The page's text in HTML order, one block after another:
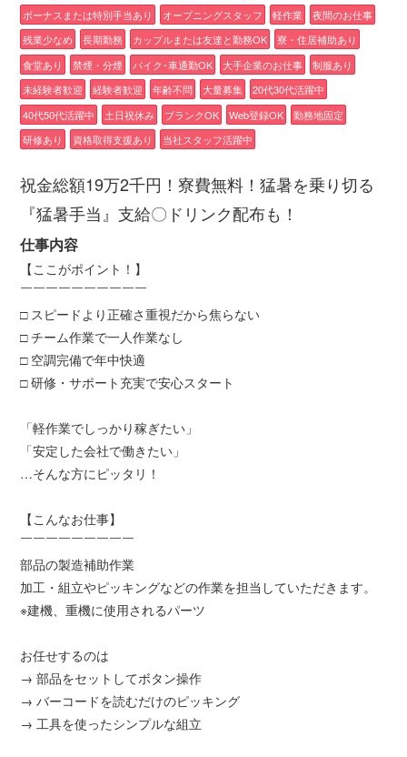
ボーナスまたは特別手当あり
オープニングスタッフ 軽作業
夜間のお仕事
残業少なめ
長期勤務 カップルまたは友達と勤務OK
寮・住居補助あり
食堂あり
禁煙・分煙 バイク･車通勤OK 大手企業のお仕事
制服あり
未経験者歓迎
経験者歓迎 年齢不問 大量募集
20代30代活躍中
40代50代活躍中
土日祝休み ブランクOK Web登録OK
勤務地固定
研修あり
資格取得支援あり 当社スタッフ活躍中
祝金総額19万2千円！寮費無料！猛暑を乗り切る
『猛暑手当』支給〇ドリンク配布も！
仕事内容
【ここがポイント！】
￣￣￣￣￣￣￣￣￣￣
□ スピードより正確さ重視だから焦らない
□ チーム作業で一人作業なし
□ 空調完備で年中快適
□ 研修・サポート充実で安心スタート
「軽作業でしっかり稼ぎたい」
「安定した会社で働きたい」
…そんな方にピッタリ！
【こんなお仕事】
￣￣￣￣￣￣￣￣￣
部品の製造補助作業
加工・組立やピッキングなどの作業を担当していただきます。
※建機、重機に使用されるパーツ
お任せするのは
→ 部品をセットしてボタン操作
→ バーコードを読むだけのピッキング
→ 工具を使ったシンプルな組立